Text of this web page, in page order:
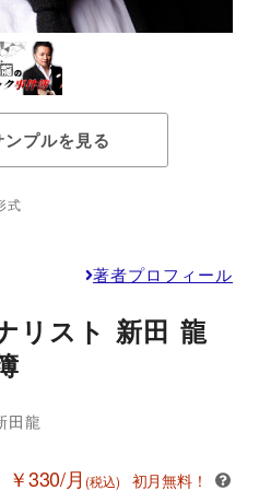
プルを見る
式
著者プロフィール
リスト 新田 龍
田龍
￥330/月 (税込) 初月無料！